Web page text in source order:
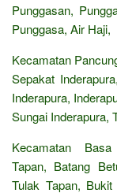
Punggasan,
Punggasa, Air Haji,
Kecamatan
Sepakat
Inderapura,
Sungai Inderapura,
Kecamatan
Tapan, Batang
Tulak Tapan,